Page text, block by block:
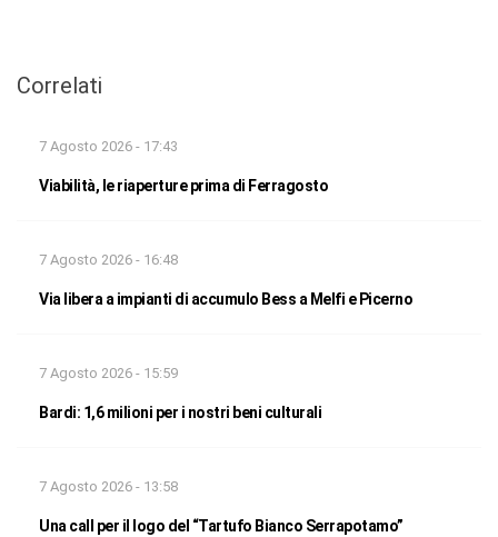
Correlati
7 Agosto 2026 - 17:43
Viabilità, le riaperture prima di Ferragosto
7 Agosto 2026 - 16:48
Via libera a impianti di accumulo Bess a Melfi e Picerno
7 Agosto 2026 - 15:59
Bardi: 1,6 milioni per i nostri beni culturali
7 Agosto 2026 - 13:58
Una call per il logo del “Tartufo Bianco Serrapotamo”